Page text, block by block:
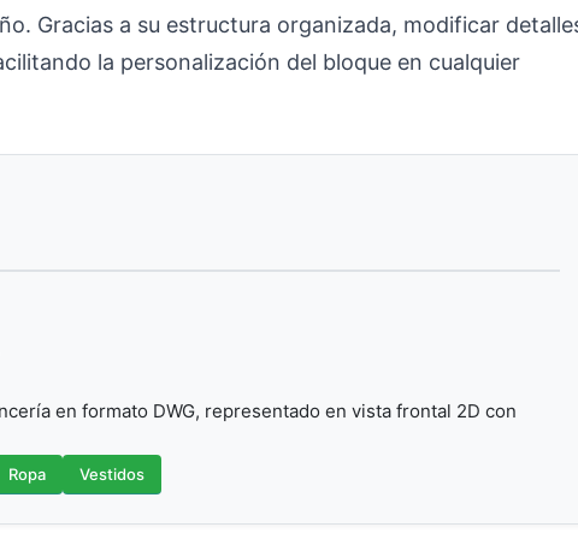
Gracias a su estructura organizada, modificar
la personalización del bloque en cualquier
en formato DWG, representado en vista frontal 2D con
Ropa Vestidos